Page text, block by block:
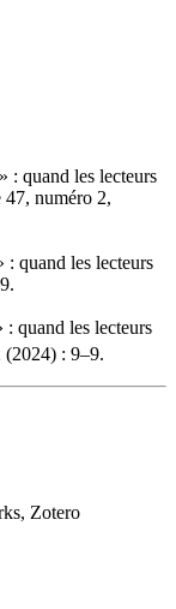
: quand les lecteurs
47, numéro 2,
quand les lecteurs
quand les lecteurs
(2024) : 9–9.
Zotero